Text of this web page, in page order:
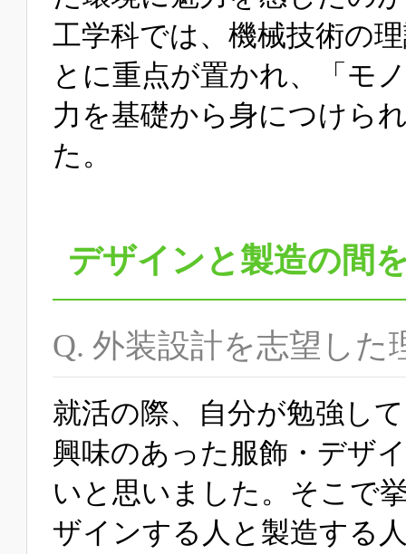
工学科では、機械技術の
とに重点が置かれ、「モ
力を基礎から身につけら
た。
デザインと製造の間
Q. 外装設計を志望した
就活の際、自分が勉強し
興味のあった服飾・デザ
いと思いました。そこで
ザインする人と製造する